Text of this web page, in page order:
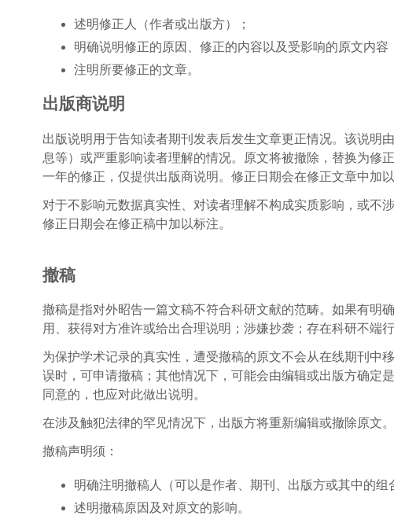
述明修正人（作者或出版方）；
明确说明修正的原因、修正的内容以及受影响的原文内容
注明所要修正的文章。
出版商说明
出版说明用于告知读者期刊发表后发生文章更正情况。该说明
息等）或严重影响读者理解的情况。原文将被撤除，替换为修
一年的修正，仅提供出版商说明。修正日期会在修正文章中加
对于不影响元数据真实性、对读者理解不构成实质影响，或不
修正日期会在修正稿中加以标注。
撤稿
撤稿是指对外昭告一篇文稿不符合科研文献的范畴。如果有明
用、获得对方准许或给出合理说明；涉嫌抄袭；存在科研不端
为保护学术记录的真实性，遭受撤稿的原文不会从在线期刊中
误时，可申请撤稿；其他情况下，可能会由编辑或出版方确定
同意的，也应对此做出说明。
在涉及触犯法律的罕见情况下，出版方将重新编辑或撤除原文
撤稿声明须：
明确注明撤稿人（可以是作者、期刊、出版方或其中的组
述明撤稿原因及对原文的影响。